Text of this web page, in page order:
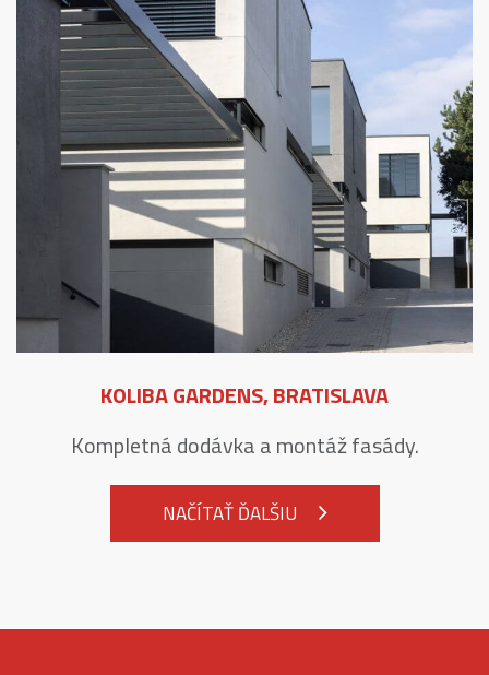
KOLIBA GARDENS, BRATISLAVA
Kompletná dodávka a montáž fasády.
NAČÍTAŤ ĎALŠIU